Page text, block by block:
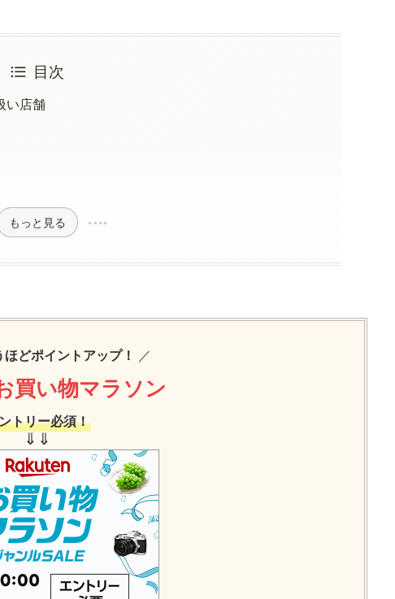
目次
い店舗
もっと見る
どポイントアップ！ ／
買い物マラソン
トリー必須！
⇓⇓